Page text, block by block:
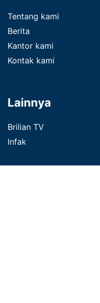
Tentang kami
Berita
Kantor kami
Kontak kami
Lainnya
Brilian TV
Infak